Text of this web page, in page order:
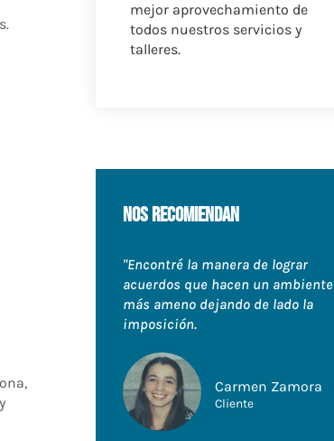
mejor aprovechamiento de
todos nuestros servicios y
talleres.
nos recomiendan
"Encontré la manera de lograr
acuerdos que hacen un ambiente
más ameno dejando de lado la
imposición.
Carmen Zamora
Cliente